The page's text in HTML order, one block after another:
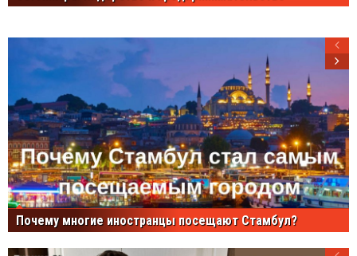
Почему многие иностранцы посещают Стамбул?